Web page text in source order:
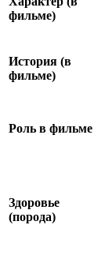
фильме)
История (в
фильме)
Роль в фильме
Здоровье
(порода)